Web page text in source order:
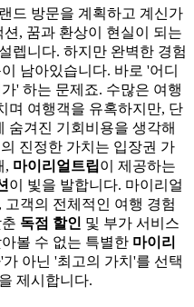
드 방문을 계획하고 계신가
, 꿈과 환상이 현실이 되는
렙니다. 하지만 완벽한 경험
남아있습니다. 바로 '어디
' 하는 문제죠. 수많은 여행
며 여행객을 유혹하지만, 단
숨겨진 기회비용을 생각해
진정한 가치는 입장권 가
, 마이리얼트립이 제공하는
이 빛을 발합니다. 마이리얼
객의 전체적인 여행 경험
독점 할인 및 부가 서비스
볼 수 없는 특별한 마이리
아닌 '최고의 가치'를 선택
제시합니다.